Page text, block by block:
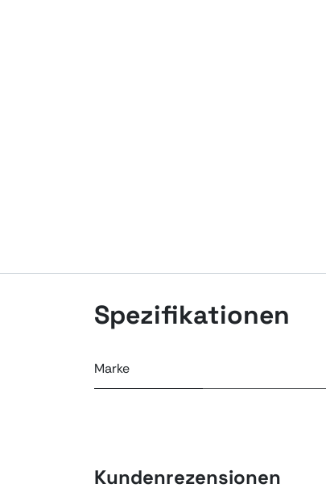
Spezifikationen
Marke
Kundenrezensionen